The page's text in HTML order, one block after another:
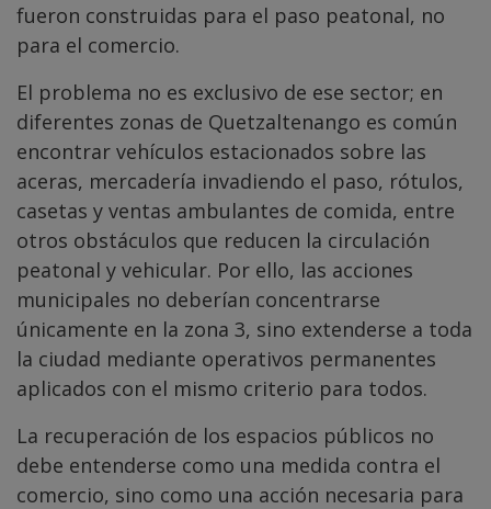
fueron construidas para el paso peatonal, no
para el comercio.
El problema no es exclusivo de ese sector; en
diferentes zonas de Quetzaltenango es común
encontrar vehículos estacionados sobre las
aceras, mercadería invadiendo el paso, rótulos,
casetas y ventas ambulantes de comida, entre
otros obstáculos que reducen la circulación
peatonal y vehicular. Por ello, las acciones
municipales no deberían concentrarse
únicamente en la zona 3, sino extenderse a toda
la ciudad mediante operativos permanentes
aplicados con el mismo criterio para todos.
La recuperación de los espacios públicos no
debe entenderse como una medida contra el
comercio, sino como una acción necesaria para